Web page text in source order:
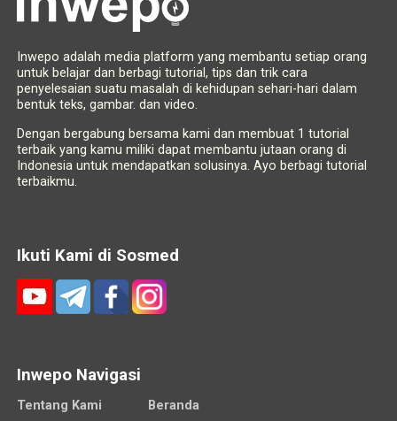
Inwepo adalah media platform yang membantu setiap orang
untuk belajar dan berbagi tutorial, tips dan trik cara
penyelesaian suatu masalah di kehidupan sehari-hari dalam
bentuk teks, gambar. dan video.
Dengan bergabung bersama kami dan membuat 1 tutorial
terbaik yang kamu miliki dapat membantu jutaan orang di
Indonesia untuk mendapatkan solusinya. Ayo berbagi tutorial
terbaikmu.
Ikuti Kami di Sosmed
Inwepo Navigasi
Tentang Kami Beranda